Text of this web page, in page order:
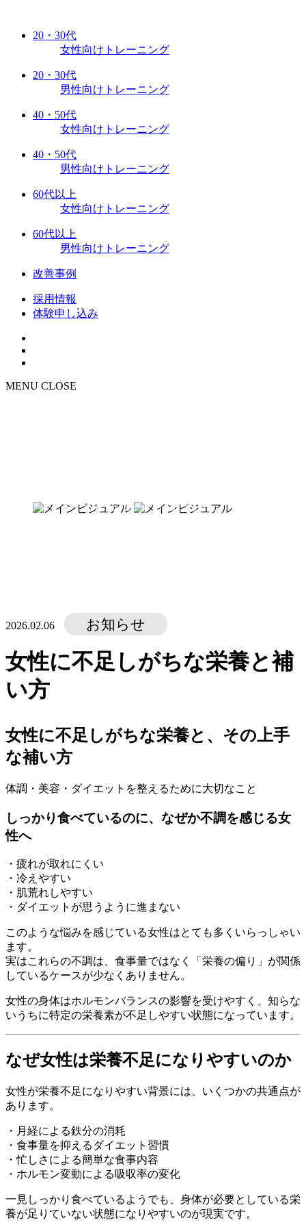
20・30代
女性向けトレーニング
20・30代
男性向けトレーニング
40・50代
女性向けトレーニング
40・50代
男性向けトレーニング
60代以上
女性向けトレーニング
60代以上
男性向けトレーニング
改善事例
採用情報
体験申し込み
MENU CLOSE
NEWS
2026.02.06 お知らせ
女性に不足しがちな栄養と補
い方
女性に不足しがちな栄養と、その上手
な補い方
体調・美容・ダイエットを整えるために大切なこと
しっかり食べているのに、なぜか不調を感じる女
性へ
・疲れが取れにくい
・冷えやすい
・肌荒れしやすい
・ダイエットが思うように進まない
このような悩みを感じている女性はとても多くいらっしゃい
ます。
実はこれらの不調は、食事量ではなく「栄養の偏り」が関係
しているケースが少なくありません。
女性の身体はホルモンバランスの影響を受けやすく、知らな
いうちに特定の栄養素が不足しやすい状態になっています。
なぜ女性は栄養不足になりやすいのか
女性が栄養不足になりやすい背景には、いくつかの共通点が
あります。
・月経による鉄分の消耗
・食事量を抑えるダイエット習慣
・忙しさによる簡単な食事内容
・ホルモン変動による吸収率の変化
一見しっかり食べているようでも、身体が必要としている栄
養が足りていない状態になりやすいのが現実です。